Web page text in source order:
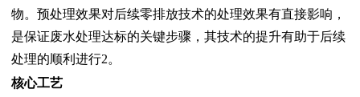
物。预处理效果对后续零排放技术的处理效果有直接影响，
是保证废水处理达标的关键步骤，其技术的提升有助于后续
处理的顺利进行2。
核心工艺